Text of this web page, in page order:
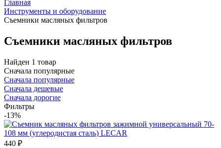
Главная
Инструменты и оборудование
Съемники масляных фильтров
Съемники масляных фильтров
Найден 1 товар
Сначала популярные
Сначала популярные
Сначала дешевые
Сначала дорогие
Фильтры
-13%
440 ₽